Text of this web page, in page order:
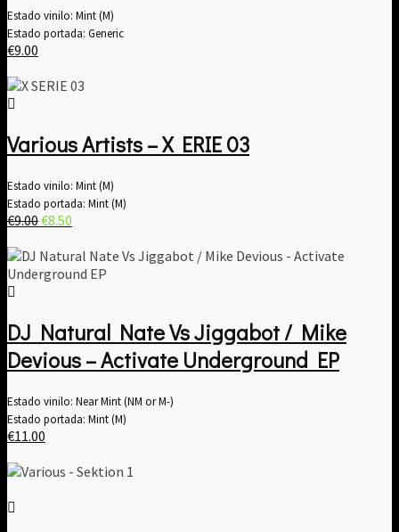
Estado vinilo: Mint (M)
Estado portada: Generic
€9.00
Various Artists ‎– X ERIE 03
Estado vinilo: Mint (M)
Estado portada: Mint (M)
€9.00El
original
era:
€8.50
actual
es:
DJ Natural Nate Vs Jiggabot / Mike
Devious – Activate Underground EP
Estado vinilo: Near Mint (NM or M-)
Estado portada: Mint (M)
€11.00